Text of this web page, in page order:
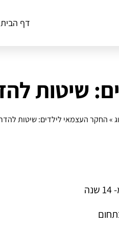
דף הבית
שיטות
»החקר העצמאי לילדים: שיטות